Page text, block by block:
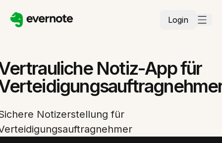
Login
Notiz-App für
Notizerstellung für